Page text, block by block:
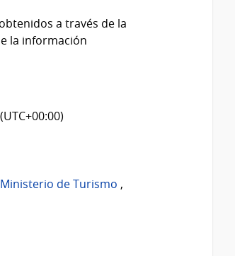
a través de la
la información
Ministerio de Turismo ,